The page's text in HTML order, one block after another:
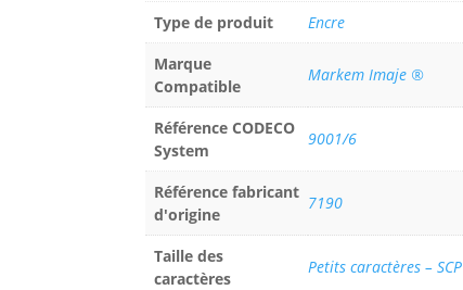
Type de produit
Encre
Marque
Compatible
Markem Imaje ®
Référence CODECO
System
9001/6
Référence fabricant
d'origine
7190
Taille des
caractères
Petits caractères – SCP